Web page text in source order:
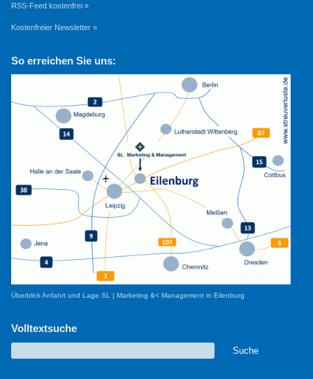
RSS-Feed kostenfrei »
Kostenfreier Newsletter »
So erreichen Sie uns:
Überblick Anfahrt und Lage SL | Marketing &< Management in Eilenburg
Volltextsuche